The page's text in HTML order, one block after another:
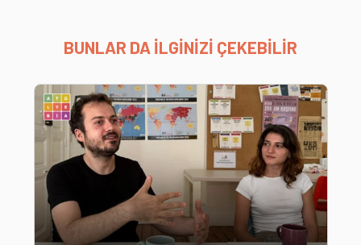
BUNLAR DA İLGİNİZİ ÇEKEBİLİR